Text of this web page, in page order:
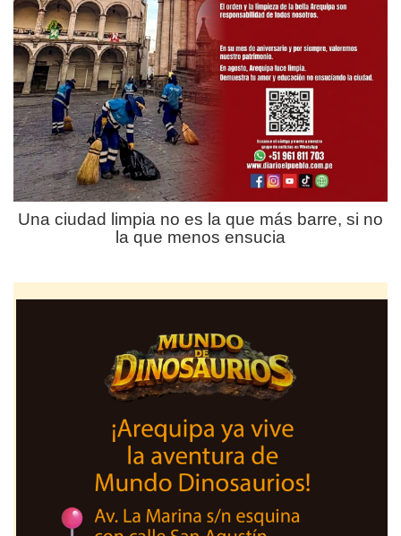
Una ciudad limpia no es la que más barre, si no
la que menos ensucia